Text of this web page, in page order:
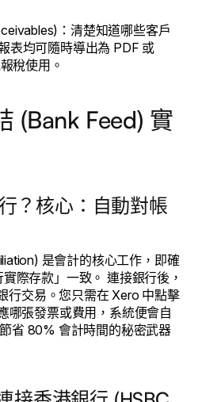
：清楚知道哪些客戶
表均可隨時導出為 PDF 或
稅使用。
(Bank Feed) 實
？核心：自動對帳
是會計的核心工作，即確
際存款」一致。 連接銀行後，
行交易。您只需在 Xero 中點擊
哪張發票或費用，系統便會自
省 80% 會計時間的秘密武器